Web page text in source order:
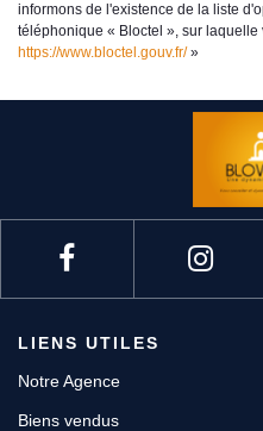
informons de l'existence de la liste
téléphonique « Bloctel », sur
https://www.bloctel.gouv.fr/»
LIENS UTILES
Notre Agence
Biens vendus